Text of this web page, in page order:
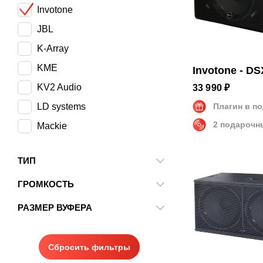
Invotone
JBL
K-Array
KME
KV2 Audio
LD systems
Mackie
NordFolk
PreSonus
RCF
ТИП
ГРОМКОСТЬ
РАЗМЕР ВУФЕРА
10 дюймов
Сбросить фильтры
Invotone -
33 990 ₽
Плагин в
2